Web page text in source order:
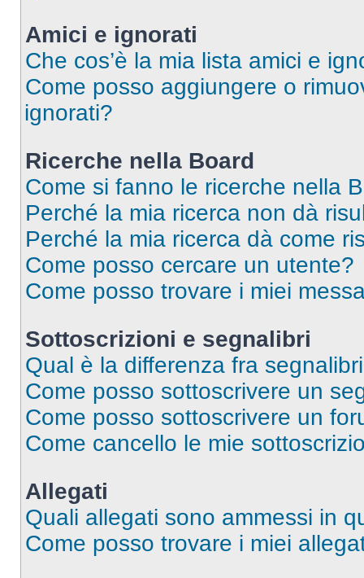
Amici e ignorati
Che cos’è la mia lista amici e
Come posso aggiungere o
ignorati?
Ricerche nella Board
Come si fanno le ricerche nella
Perché la mia ricerca non dà
Perché la mia ricerca dà come
Come posso cercare un utente?
Come posso trovare i miei
Sottoscrizioni e segnalibri
Qual è la differenza fra
Come posso sottoscrivere un
Come posso sottoscrivere un
Come cancello le mie
Allegati
Quali allegati sono ammessi in
Come posso trovare i miei